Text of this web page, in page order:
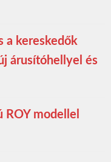
a kereskedők
árusítóhellyel és
modellel